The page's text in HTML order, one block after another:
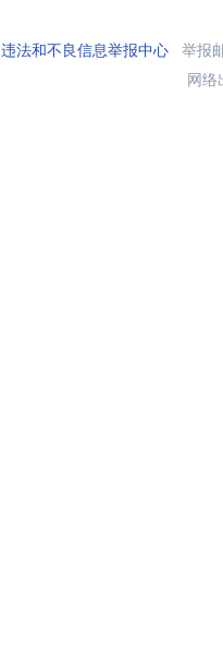
违法和不良信息举报中心举报
网